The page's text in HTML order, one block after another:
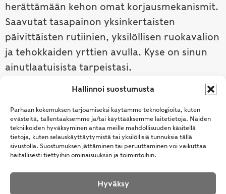
Hallinnoi suostumusta
Parhaan kokemuksen tarjoamiseksi käytämme teknologioita, kuten
evästeitä, tallentaaksemme ja/tai käyttääksemme laitetietoja. Näiden
tekniikoiden hyväksyminen antaa meille mahdollisuuden käsitellä
tietoja, kuten selauskäyttäytymistä tai yksilöllisiä tunnuksia tällä
sivustolla. Suostumuksen jättäminen tai peruuttaminen voi vaikuttaa
haitallisesti tiettyihin ominaisuuksiin ja toimintoihin.
Hyväksy
herättämään kehon omat korjausmekanismit.
Saavutat tasapainon yksinkertaisten
päivittäisten rutiinien, yksilöllisen ruokavalion
ja tehokkaiden yrttien avulla. Kyse on sinun
ainutlaatuisista tarpeistasi.
Tutustu ayurvedaan →